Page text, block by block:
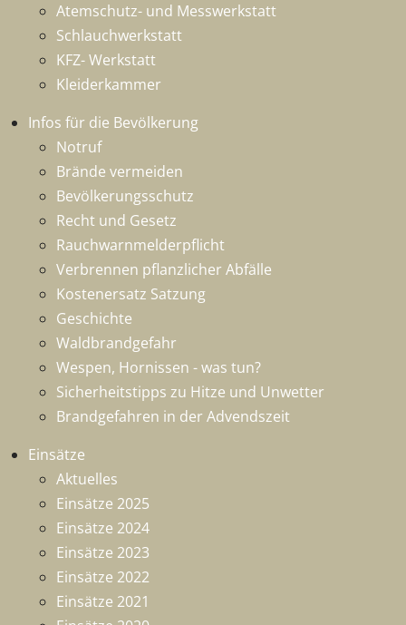
Atemschutz- und Messwerkstatt
Schlauchwerkstatt
KFZ- Werkstatt
Kleiderkammer
Infos für die Bevölkerung
Notruf
Brände vermeiden
Bevölkerungsschutz
Recht und Gesetz
Rauchwarnmelderpflicht
Verbrennen pflanzlicher Abfälle
Kostenersatz Satzung
Geschichte
Waldbrandgefahr
Wespen, Hornissen - was tun?
Sicherheitstipps zu Hitze und Unwetter
Brandgefahren in der Advendszeit
Einsätze
Aktuelles
Einsätze 2025
Einsätze 2024
Einsätze 2023
Einsätze 2022
Einsätze 2021